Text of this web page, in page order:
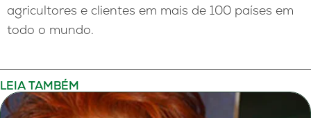
agricultores e clientes em mais de 100 países em
todo o mundo.
LEIA TAMBÉM